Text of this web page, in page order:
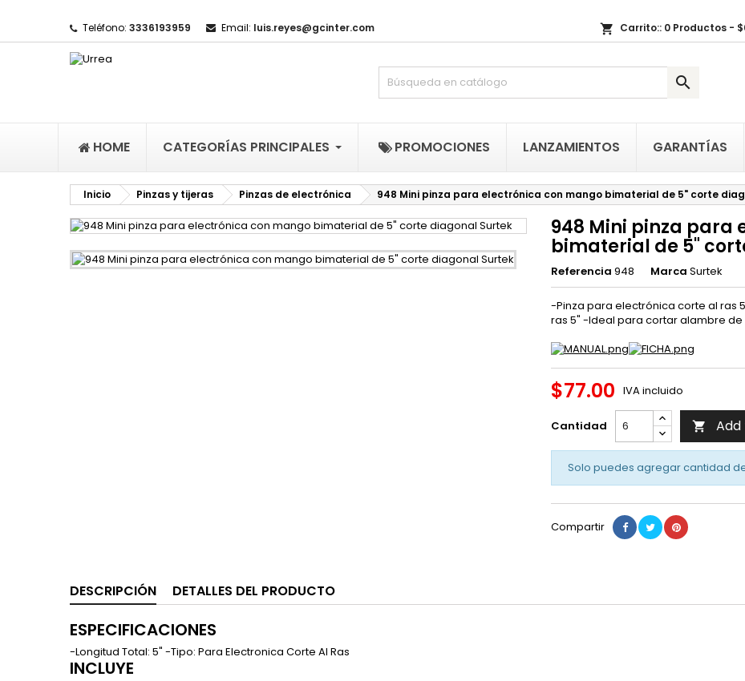
Teléfono: 3336193959 Email: luis.reyes@gcinter.com shopping_cart Carrito:: 0 Productos -

HOME CATEGORÍAS PRINCIPALES PROMOCIONES LANZAMIENTOS GARANTÍAS
Inicio Pinzas y tijeras Pinzas de electrónica 948 Mini pinza para electrónica con mango bimaterial de 5" corte
948 Mini pinza para
bimaterial de 5"
Referencia 948 Marca Surtek
-Pinza para electrónica corte al ras
ras 5" -Ideal para cortar alambre
$77.00 IVA incluido
Cantidad 
Solo puedes agregar cantidad
Compartir
DESCRIPCIÓN DETALLES DEL PRODUCTO
ESPECIFICACIONES
-Longitud Total: 5" -Tipo: Para Electronica Corte Al Ras
INCLUYE
Mi lista de regalos ×
((title)) ×
((label))
((cancelText)) ((createText))
Iniciar sesión ×
Debe iniciar sesión para guardar productos en su lista de deseos.
((loginText))